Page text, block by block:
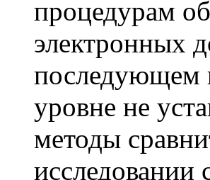
процедурам
электронных
последующем
уровне не
методы